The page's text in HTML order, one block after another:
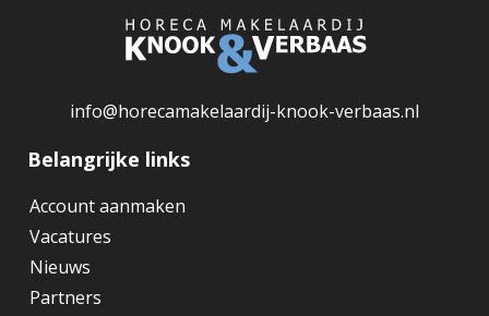
info@horecamakelaardij-knook-verbaas.nl
Belangrijke links
Account aanmaken
Vacatures
Nieuws
Partners